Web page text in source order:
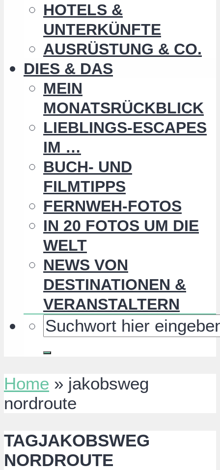
HOTELS &
UNTERKÜNFTE
AUSRÜSTUNG & CO.
DIES & DAS
MEIN
MONATSRÜCKBLICK
LIEBLINGS-ESCAPES
IM …
BUCH- UND
FILMTIPPS
FERNWEH-FOTOS
IN 20 FOTOS UM DIE
WELT
NEWS VON
DESTINATIONEN &
VERANSTALTERN
Home » jakobsweg
nordroute
TAGJAKOBSWEG
NORDROUTE